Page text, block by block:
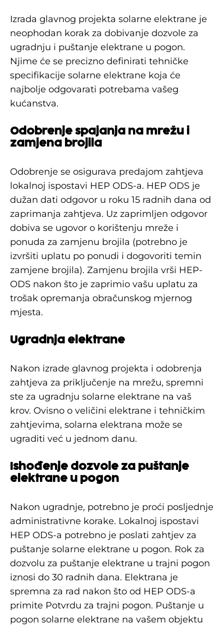
Izrada glavnog projekta solarne elektrane je
neophodan korak za dobivanje dozvole za
ugradnju i puštanje elektrane u pogon.
Njime će se precizno definirati tehničke
specifikacije solarne elektrane koja će
najbolje odgovarati potrebama vašeg
kućanstva.
Odobrenje spajanja na mrežu i
zamjena brojila
Odobrenje se osigurava predajom zahtjeva
lokalnoj ispostavi HEP ODS-a. HEP ODS je
dužan dati odgovor u roku 15 radnih dana od
zaprimanja zahtjeva. Uz zaprimljen odgovor
dobiva se ugovor o korištenju mreže i
ponuda za zamjenu brojila (potrebno je
izvršiti uplatu po ponudi i dogovoriti temin
zamjene brojila). Zamjenu brojila vrši HEP-
ODS nakon što je zaprimio vašu uplatu za
trošak opremanja obračunskog mjernog
mjesta.
Ugradnja elektrane
Nakon izrade glavnog projekta i odobrenja
zahtjeva za priključenje na mrežu, spremni
ste za ugradnju solarne elektrane na vaš
krov. Ovisno o veličini elektrane i tehničkim
zahtjevima, solarna elektrana može se
ugraditi već u jednom danu.
Ishođenje dozvole za puštanje
elektrane u pogon
Nakon ugradnje, potrebno je proći posljednje
administrativne korake. Lokalnoj ispostavi
HEP ODS-a potrebno je poslati zahtjev za
puštanje solarne elektrane u pogon. Rok za
dozvolu za puštanje elektrane u trajni pogon
iznosi do 30 radnih dana. Elektrana je
spremna za rad nakon što od HEP ODS-a
primite Potvrdu za trajni pogon. Puštanje u
pogon solarne elektrane na vašem objektu